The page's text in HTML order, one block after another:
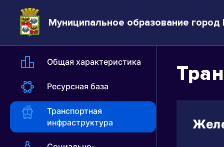
Муниципальное образование город
Общая характеристика
Ресурсная база
Транспортная
инфраструктура